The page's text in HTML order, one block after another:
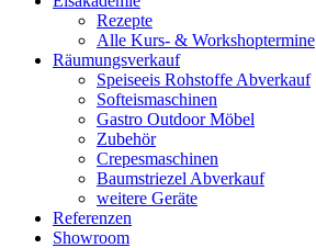
Rezepte
Alle Kurs- & Workshoptermine
Räumungsverkauf
Speiseeis Rohstoffe Abverkauf
Softeismaschinen
Gastro Outdoor Möbel
Zubehör
Crepesmaschinen
Baumstriezel Abverkauf
weitere Geräte
Referenzen
Showroom